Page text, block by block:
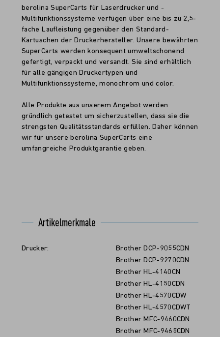
berolina SuperCarts für Laserdrucker und -
Multifunktionssysteme verfügen über eine bis zu 2,5-
fache Laufleistung gegenüber den Standard-
Kartuschen der Druckerhersteller. Unsere bewährten
SuperCarts werden konsequent umweltschonend
gefertigt, verpackt und versandt. Sie sind erhältlich
für alle gängigen Druckertypen und
Multifunktionssysteme, monochrom und color.
Alle Produkte aus unserem Angebot werden
gründlich getestet um sicherzustellen, dass sie die
strengsten Qualitätsstandards erfüllen. Daher können
wir für unsere berolina SuperCarts eine
umfangreiche Produktgarantie geben.
Artikelmerkmale
Drucker:
Brother DCP-9055CDN
Brother DCP-9270CDN
Brother HL-4140CN
Brother HL-4150CDN
Brother HL-4570CDW
Brother HL-4570CDWT
Brother MFC-9460CDN
Brother MFC-9465CDN